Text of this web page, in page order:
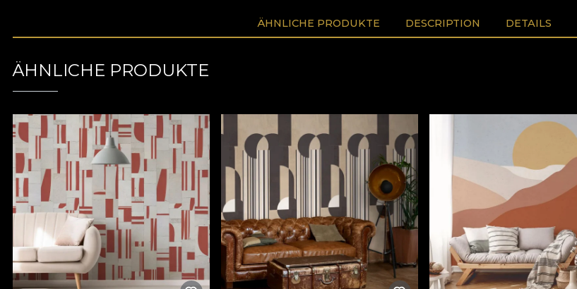
ÄHNLICHE PRODUKTE DESCRIPTION DETAILS
ÄHNLICHE PRODUKTE